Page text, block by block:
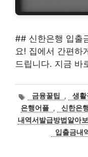
## 신한은행 입출
요! 집에서 간편하
드립니다. 지금 바
태
그
금융꿀팁 , 생활
은행어플 , 신한은
내역서발급방법알아보
입출금내